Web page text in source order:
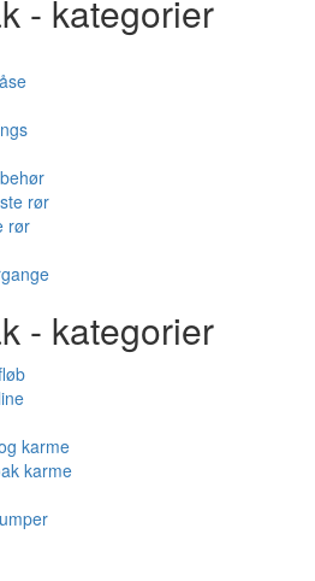
- kategorier
rør
rør
- kategorier
karme
karme